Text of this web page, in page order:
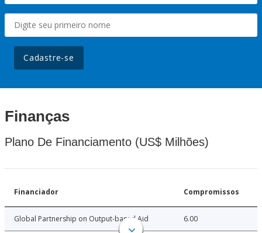
Cadastre-se
Finanças
Plano De Financiamento (US$ Milhões)
Financiador Compromissos
Global Partnership on Output-based Aid 6.00